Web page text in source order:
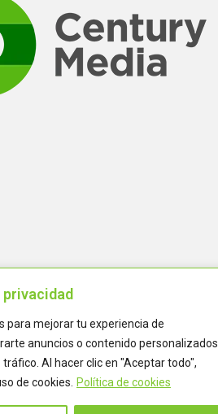
para mejorar tu experiencia de
anuncios o contenido personalizados
Al hacer clic en "Aceptar todo",
de cookies.
Política de cookies
y condiciones
DE CALIDAD
DE DATOS